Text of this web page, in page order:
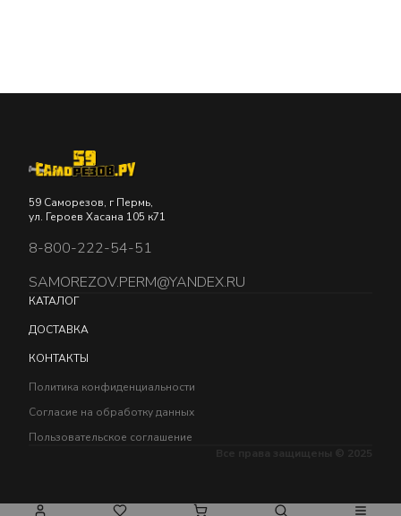
59 Саморезов, г Пермь,
ул. Героев Хасана 105 к71
8-800-222-54-51
SAMOREZOV.PERM@YANDEX.RU
КАТАЛОГ
ДОСТАВКА
КОНТАКТЫ
Политика конфиденциальности
Согласие на обработку данных
Пользовательское соглашение